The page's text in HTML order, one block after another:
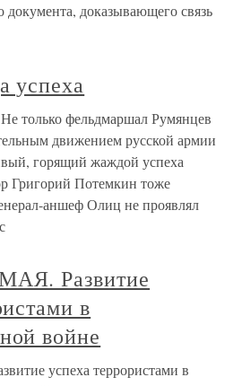
доказывающего связь
успеха
только фельдмаршал Румянцев
движением русской армии
горящий жаждой успеха
Григорий Потемкин тоже
аншеф Олиц не проявлял
Развитие
в
войне
успеха террористами в